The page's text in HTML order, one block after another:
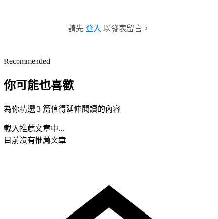
請先 登入 以發表留言。
Recommended
你可能也喜歡
為你精選 3 篇值得延伸閱讀的內容
載入推薦文章中...
目前沒有推薦文章